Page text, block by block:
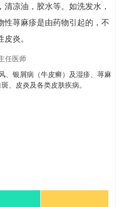
凉油，胶水等。如洗发水，
性荨麻疹是由药物引起的，不
炎。
任医师
、银屑病（牛皮癣）​及​湿疹、荨麻
、皮炎及各类皮肤疾病。